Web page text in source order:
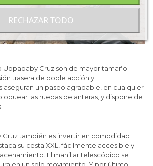
Uppababy Cruz son de mayor tamaño.
trasera de doble acción y
aseguran un paseo agradable, en cualquier
las ruedas delanteras, y dispone de
Cruz también es invertir en comodidad
su cesta XXL, fácilmente accesible y
El manillar telescópico se
en un solo movimiento. Y por último,
RECHAZAR TODO